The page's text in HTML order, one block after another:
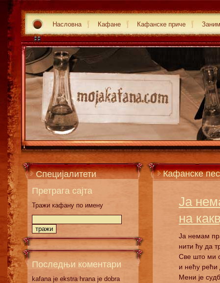
Насловна Кафане Кафанске приче
Специјалитети
Претрага сајта
Тражи кафану по имену
Последњи коментари
kafana je ekstra hrana je dobra
Кафанске
Ја
на
Ја немам
нити ћу да
Све што ми
и нећу
Мени је